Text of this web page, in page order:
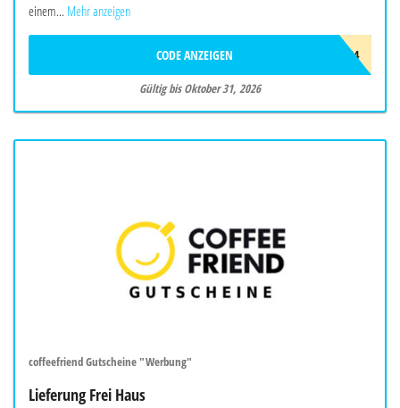
einem... Mehr anzeigen
MAINT2024
CODE ANZEIGEN
Gültig bis Oktober 31, 2026
coffeefriend Gutscheine "Werbung"
Lieferung Frei Haus